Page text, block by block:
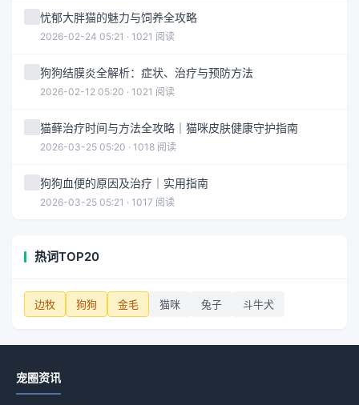
忧郁大胖猫的魅力与饲养全攻略
2026-02-24 05:21 · 1021 阅读
狗狗结膜炎全解析：症状、治疗与预防方法
2026-02-12 05:20 · 1021 阅读
猫藓治疗时间与方法全攻略｜猫咪皮肤健康守护指南
2026-03-25 05:20 · 1018 阅读
狗狗血便的原因及治疗｜实用指南
2026-03-25 05:21 · 1017 阅读
热词TOP20
边牧 狗狗 金毛 猫咪 兔子 斗牛犬
宠圈资讯